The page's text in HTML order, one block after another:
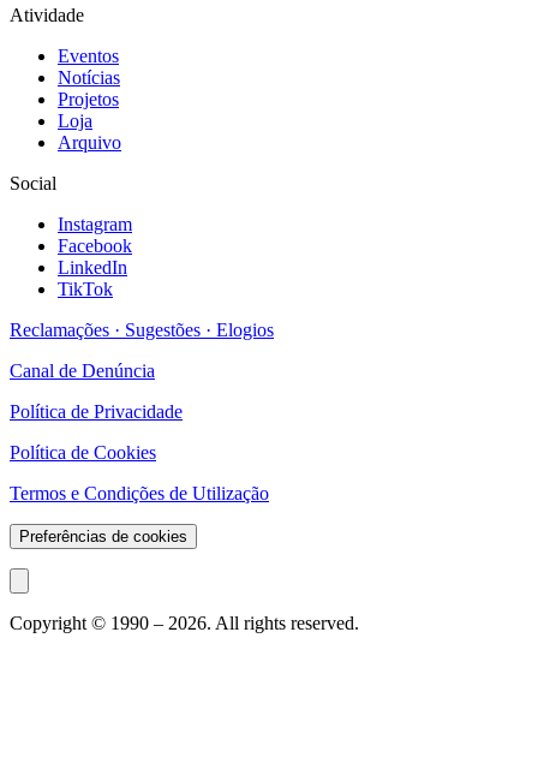
Atividade
Eventos
Notícias
Projetos
Loja
Arquivo
Social
Instagram
Facebook
LinkedIn
TikTok
Reclamações · Sugestões · Elogios
Canal de Denúncia
Política de Privacidade
Política de Cookies
Termos e Condições de Utilização
Preferências de cookies
Copyright © 1990 – 2026. All rights reserved.